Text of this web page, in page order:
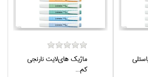
ماژيك هاي‌لايت نارنجي
كم‌...